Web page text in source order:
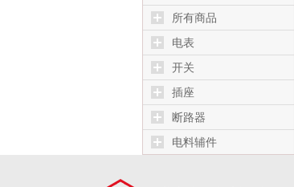
所有商品
电表
开关
插座
断路器
电料辅件